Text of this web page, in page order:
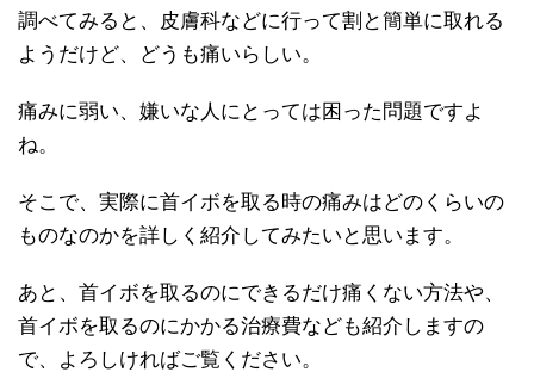
調べてみると、皮膚科などに行って割と簡単に取れる
ようだけど、どうも痛いらしい。
痛みに弱い、嫌いな人にとっては困った問題ですよ
ね。
そこで、実際に首イボを取る時の痛みはどのくらいの
ものなのかを詳しく紹介してみたいと思います。
あと、首イボを取るのにできるだけ痛くない方法や、
首イボを取るのにかかる治療費なども紹介しますの
で、よろしければご覧ください。